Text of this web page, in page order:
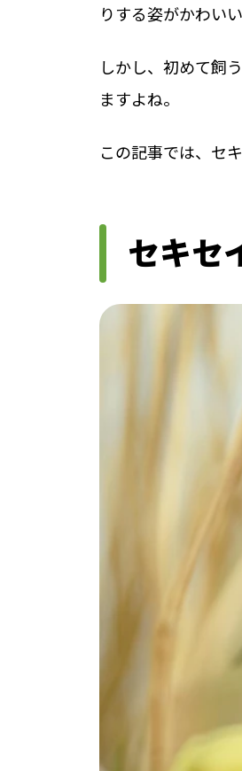
りする姿がかわい
しかし、初めて飼
ますよね。
この記事では、セ
セキセ